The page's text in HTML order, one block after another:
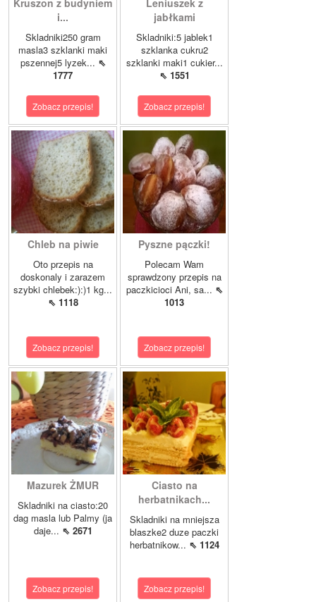
Kruszon z budyniem
i...
Skladniki250 gram
masla3 szklanki maki
pszennej5 lyzek... ⇖
1777
Zobacz przepis!
Leniuszek z
jabłkami
Skladniki:5 jablek1
szklanka cukru2
szklanki maki1 cukier...
⇖ 1551
Zobacz przepis!
Chleb na piwie
Oto przepis na
doskonaly i zarazem
szybki chlebek:):)1 kg...
⇖ 1118
Zobacz przepis!
Pyszne pączki!
Polecam Wam
sprawdzony przepis na
paczkicioci Ani, sa... ⇖
1013
Zobacz przepis!
Mazurek ŻMUR
Skladniki na ciasto:20
dag masla lub Palmy (ja
daje... ⇖ 2671
Zobacz przepis!
Ciasto na
herbatnikach...
Skladniki na mniejsza
blaszke2 duze paczki
herbatnikow... ⇖ 1124
Zobacz przepis!